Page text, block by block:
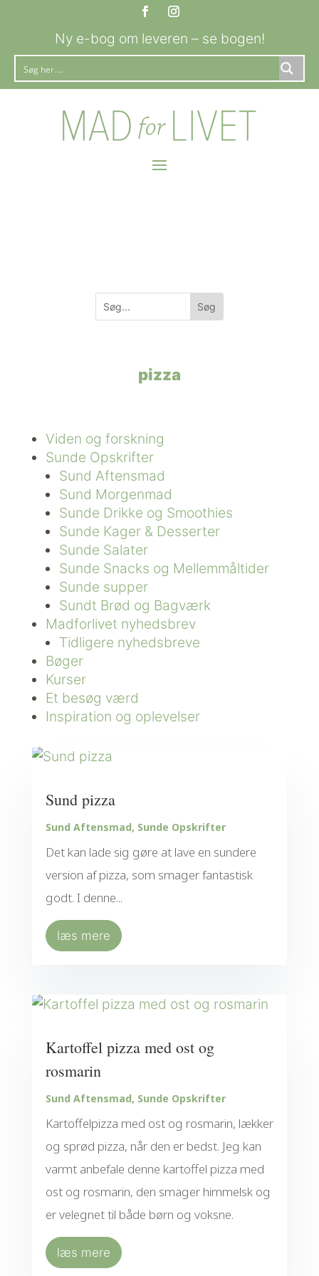
Ny e-bog om leveren – se bogen!
pizza
Viden og forskning
Sunde Opskrifter
Sund Aftensmad
Sund Morgenmad
Sunde Drikke og Smoothies
Sunde Kager & Desserter
Sunde Salater
Sunde Snacks og Mellemmåltider
Sunde supper
Sundt Brød og Bagværk
Madforlivet nyhedsbrev
Tidligere nyhedsbreve
Bøger
Kurser
Et besøg værd
Inspiration og oplevelser
Sund pizza
Sund Aftensmad, Sunde Opskrifter
Det kan lade sig gøre at lave en sundere
version af pizza, som smager fantastisk
godt. I denne...
læs mere
Kartoffel pizza med ost og
rosmarin
Sund Aftensmad, Sunde Opskrifter
Kartoffelpizza med ost og rosmarin, lækker
og sprød pizza, når den er bedst. Jeg kan
varmt anbefale denne kartoffel pizza med
ost og rosmarin, den smager himmelsk og
er velegnet til både børn og voksne.
læs mere